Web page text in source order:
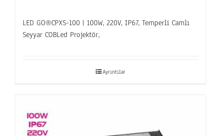
LED GO®CPXS-100 | 100W, 220V, IP67, Temperli Camlı
Seyyar COBLed Projektör,
Ayrıntılar